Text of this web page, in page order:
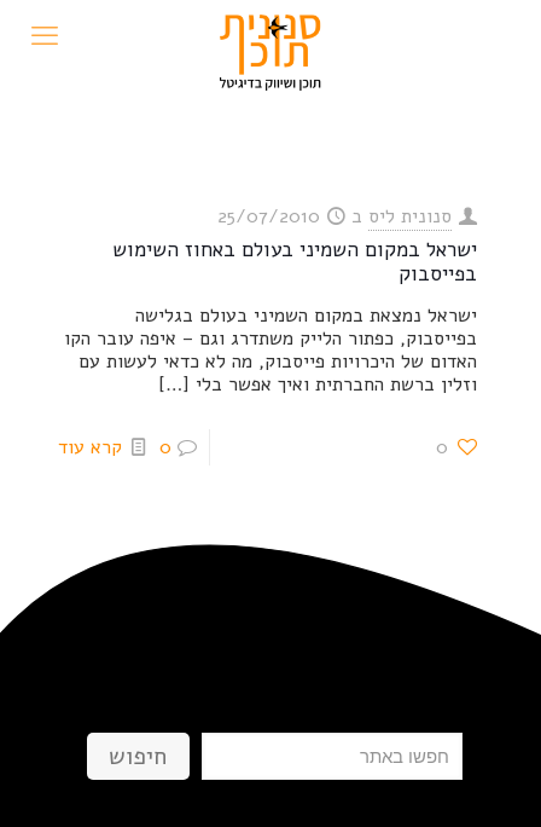
סנונית ליס ב 25/07/2010
ישראל במקום השמיני בעולם באחוז השימוש
בפייסבוק
ישראל נמצאת במקום השמיני בעולם בגלישה
בפייסבוק, כפתור הלייק משתדרג וגם – איפה עובר הקו
האדום של היכרויות פייסבוק, מה לא כדאי לעשות עם
וזלין ברשת החברתית ואיך אפשר בלי […]
0
0 קרא עוד
חיפוש חיפוש